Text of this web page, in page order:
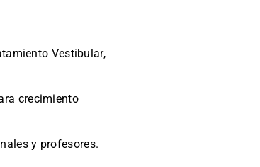
Vestibular,
crecimiento
y profesores.